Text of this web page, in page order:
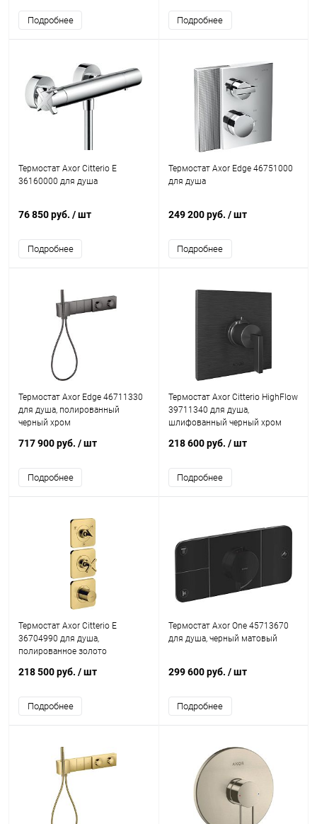
Подробнее Подробнее
Термостат Axor Citterio E
36160000 для душа
76 850 руб. / шт
Подробнее
Термостат Axor Edge 46751000
для душа
249 200 руб. / шт
Подробнее
Термостат Axor Edge 46711330
для душа, полированный
черный хром
717 900 руб. / шт
Подробнее
Термостат Axor Citterio HighFlow
39711340 для душа,
шлифованный черный хром
218 600 руб. / шт
Подробнее
Термостат Axor Citterio E
36704990 для душа,
полированное золото
218 500 руб. / шт
Подробнее
Термостат Axor One 45713670
для душа, черный матовый
299 600 руб. / шт
Подробнее